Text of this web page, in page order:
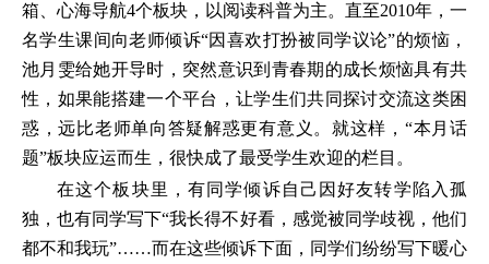
箱、心海导航4个板块，以阅读科普为主。直至2010年，一
名学生课间向老师倾诉“因喜欢打扮被同学议论”的烦恼，
池月雯给她开导时，突然意识到青春期的成长烦恼具有共
性，如果能搭建一个平台，让学生们共同探讨交流这类困
惑，远比老师单向答疑解惑更有意义。就这样，“本月话
题”板块应运而生，很快成了最受学生欢迎的栏目。
在这个板块里，有同学倾诉自己因好友转学陷入孤
独，也有同学写下“我长得不好看，感觉被同学歧视，他们
都不和我玩”……而在这些倾诉下面，同学们纷纷写下暖心